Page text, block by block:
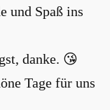
und Spaß ins
danke. 😘
Tage für uns